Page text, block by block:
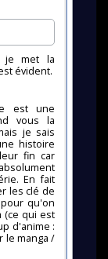
je met la
évident.
est une
vous la
je sais
histoire
fin car
En fait
les clé de
qu'on
(ce qui est
d'anime :
le manga /